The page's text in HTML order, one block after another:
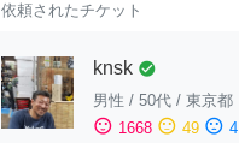
依頼されたチケット
knsk check_circle
男性 / 50代 / 東京都
sentiment_satisfied 1668 sentiment_neutral 49 sentiment_dissatisfied 4